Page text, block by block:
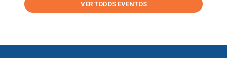
VER TODOS EVENTOS